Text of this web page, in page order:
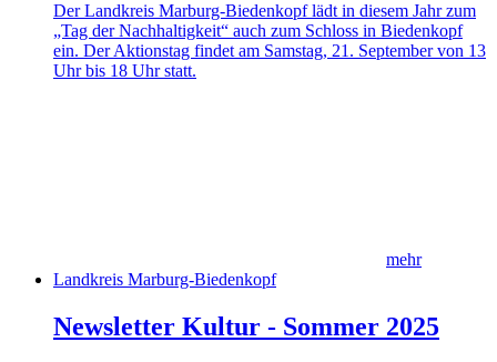
Der Landkreis Marburg-Biedenkopf lädt in diesem Jahr zum
„Tag der Nachhaltigkeit“ auch zum Schloss in Biedenkopf
ein. Der Aktionstag findet am Samstag, 21. September von 13
Uhr bis 18 Uhr statt.
mehr
Landkreis Marburg-Biedenkopf
Newsletter Kultur - Sommer 2025